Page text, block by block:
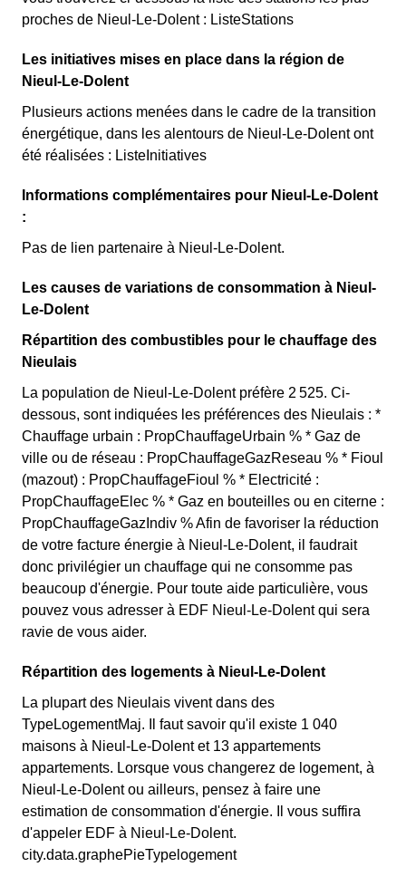
proches de Nieul-Le-Dolent : ListeStations
Les initiatives mises en place dans la région de
Nieul-Le-Dolent
Plusieurs actions menées dans le cadre de la transition
énergétique, dans les alentours de Nieul-Le-Dolent ont
été réalisées : ListeInitiatives
Informations complémentaires pour Nieul-Le-Dolent
:
Pas de lien partenaire à Nieul-Le-Dolent.
Les causes de variations de consommation à Nieul-
Le-Dolent
Répartition des combustibles pour le chauffage des
Nieulais
La population de Nieul-Le-Dolent préfère 2 525. Ci-
dessous, sont indiquées les préférences des Nieulais : *
Chauffage urbain : PropChauffageUrbain % * Gaz de
ville ou de réseau : PropChauffageGazReseau % * Fioul
(mazout) : PropChauffageFioul % * Electricité :
PropChauffageElec % * Gaz en bouteilles ou en citerne :
PropChauffageGazIndiv % Afin de favoriser la réduction
de votre facture énergie à Nieul-Le-Dolent, il faudrait
donc privilégier un chauffage qui ne consomme pas
beaucoup d'énergie. Pour toute aide particulière, vous
pouvez vous adresser à EDF Nieul-Le-Dolent qui sera
ravie de vous aider.
Répartition des logements à Nieul-Le-Dolent
La plupart des Nieulais vivent dans des
TypeLogementMaj. Il faut savoir qu'il existe 1 040
maisons à Nieul-Le-Dolent et 13 appartements
appartements. Lorsque vous changerez de logement, à
Nieul-Le-Dolent ou ailleurs, pensez à faire une
estimation de consommation d'énergie. Il vous suffira
d'appeler EDF à Nieul-Le-Dolent.
city.data.graphePieTypelogement